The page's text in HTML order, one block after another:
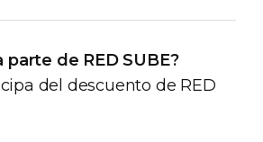
de RED SUBE?
del descuento de RED